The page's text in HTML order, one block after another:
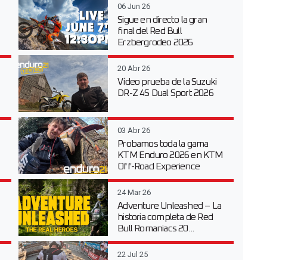
06 Jun 26
Sigue en directo la gran
final del Red Bull
Erzbergrodeo 2026
20 Abr 26
Vídeo prueba de la Suzuki
DR-Z 4S Dual Sport 2026
03 Abr 26
Probamos toda la gama
KTM Enduro 2026 en KTM
Off-Road Experience
24 Mar 26
Adventure Unleashed – La
historia completa de Red
Bull Romaniacs 20...
22 Jul 25